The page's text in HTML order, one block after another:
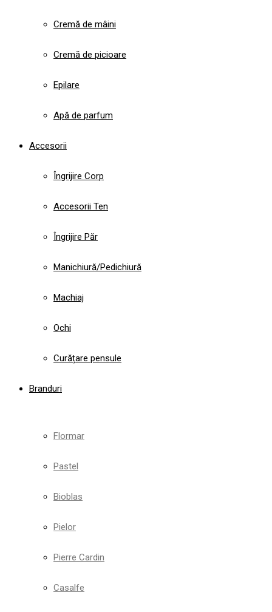
Cremă de mâini
Cremă de picioare
Epilare
Apă de parfum
Accesorii
Îngrijire Corp
Accesorii Ten
Îngrijire Păr
Manichiură/Pedichiură
Machiaj
Ochi
Curățare pensule
Branduri
Flormar
Pastel
Bioblas
Pielor
Pierre Cardin
Casalfe